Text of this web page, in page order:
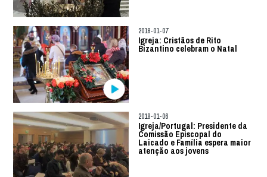
2018-01-07
Igreja: Cristãos de Rito
Bizantino celebram o Natal
2018-01-06
Igreja/Portugal: Presidente da
Comissão Episcopal do
Laicado e Família espera maior
atenção aos jovens